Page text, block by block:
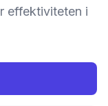
effektiviteten i